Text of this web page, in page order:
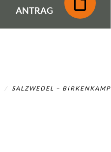
ANTRAG
SALZWEDEL – BIRKENKAMP